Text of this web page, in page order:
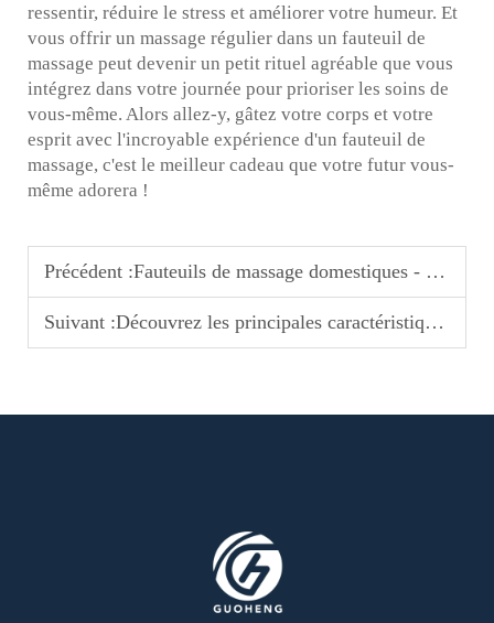
ressentir, réduire le stress et améliorer votre humeur. Et
vous offrir un massage régulier dans un fauteuil de
massage peut devenir un petit rituel agréable que vous
intégrez dans votre journée pour prioriser les soins de
vous-même. Alors allez-y, gâtez votre corps et votre
esprit avec l'incroyable expérience d'un fauteuil de
massage, c'est le meilleur cadeau que votre futur vous-
même adorera !
Précédent :Fauteuils de massage domestiques - L'essentiel de votre spa à domicile
Suivant :Découvrez les principales caractéristiques des fauteuils de massage domestiques